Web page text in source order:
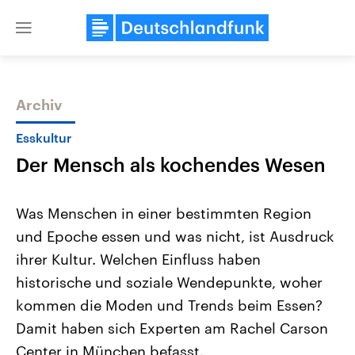
Close
Themen
Landtagswahl Sachsen-Anhalt
2026
Alle Informationen
Sachsen-Anhalt wählt am 6.
September 2026 einen neuen
Landtag. Seit 2021 wird das
Bundesland von einer Koalition aus
USA
Aktuelle Beiträge,
Hintergründe
Wirtschaftlich und
gehören die Vereinigten
Archiv
Esskultur
Der Mensch als kochendes Wesen
Was Menschen in einer bestimmten Region
und Epoche essen und was nicht, ist Ausdruck
ihrer Kultur. Welchen Einfluss haben
historische und soziale Wendepunkte, woher
kommen die Moden und Trends beim Essen?
Damit haben sich Experten am Rachel Carson
Center in München befasst.